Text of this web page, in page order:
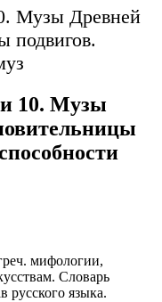
Музы Древней
подвигов.
10. Музы
мифологии,
Словарь
русского языка.